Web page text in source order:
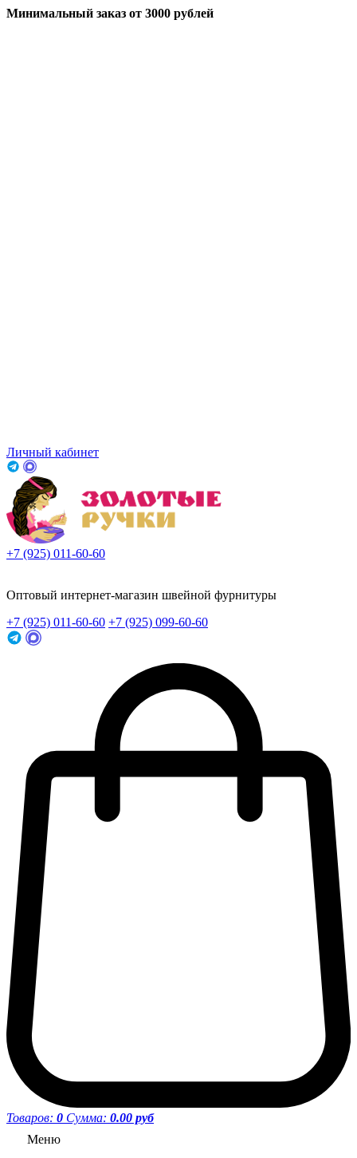
Минимальный заказ от 3000 рублей
Личный кабинет
+7 (925) 011-60-60
Оптовый интернет-магазин швейной фурнитуры
+7 (925) 011-60-60 +7 (925) 099-60-60
Товаров: 0 Сумма: 0.00 руб
Меню